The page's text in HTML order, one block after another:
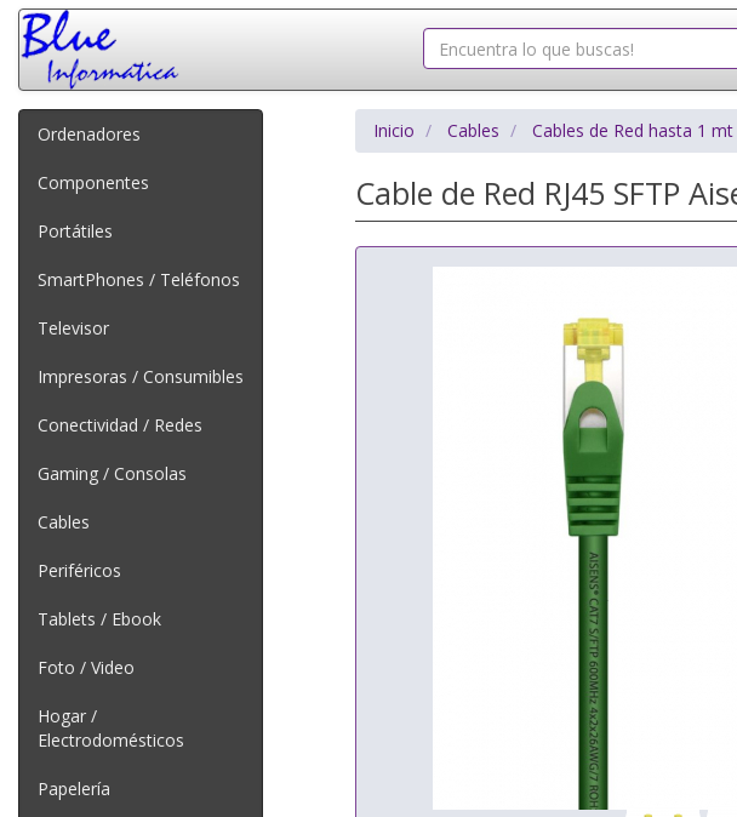
Ordenadores
Componentes
Portátiles
SmartPhones / Teléfonos
Televisor
Impresoras / Consumibles
Conectividad / Redes
Gaming / Consolas
Cables
Periféricos
Tablets / Ebook
Foto / Video
Hogar /
Electrodomésticos
Papelería
Inicio Cables Cables de Red hasta 1 mt
Cable de Red RJ45 SFTP